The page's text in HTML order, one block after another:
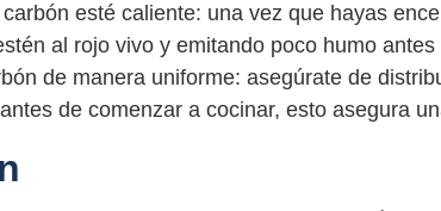
esté caliente: una vez que hayas
al rojo vivo y emitando poco humo
de manera uniforme: asegúrate de
de comenzar a cocinar, esto asegura